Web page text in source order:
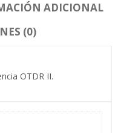
ADICIONAL
(0)
OTDR II.